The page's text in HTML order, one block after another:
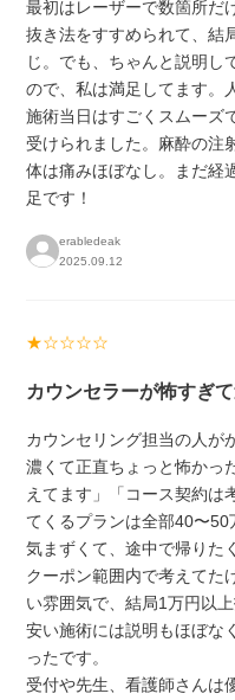
最初はレーザーで数箇所だ
抜き法をすすめられて、結
じ。でも、ちゃんと説明し
ので、私は満足してます。
施術当日はすごくスムーズ
受けられました。麻酔の注
体は痛みほぼなし。まだ経
足です！
erabledeak
2025.09.12
★☆☆☆☆
カウンセラーが怖すぎ
カウンセリング担当の人が
濃くて正直ちょっと怖か
えてます」「コース契約は
てくるプランは全部40〜
気まずくて、途中で帰りた
クーポン範囲内で考えてた
い雰囲気で、結局1万円以
安い施術には説明もほぼな
ったです。
受付や先生、看護師さんは